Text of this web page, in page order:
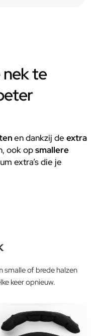
te
en dankzij deextra
ook opsmallere
extra’s die je
smalle of brede halzen
keer opnieuw.